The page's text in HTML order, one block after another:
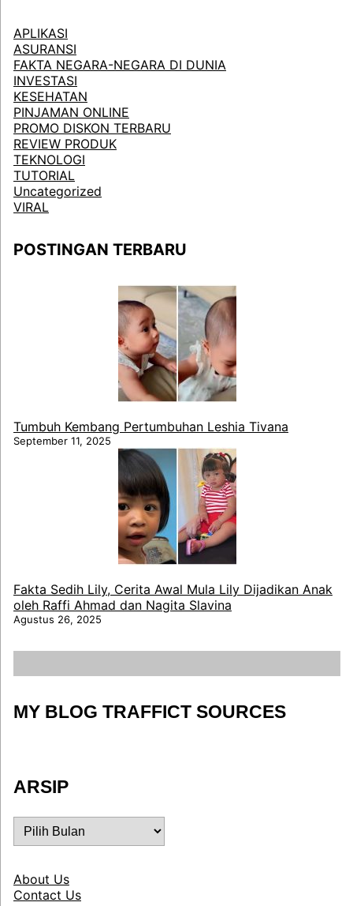
APLIKASI
ASURANSI
FAKTA NEGARA-NEGARA DI DUNIA
INVESTASI
KESEHATAN
PINJAMAN ONLINE
PROMO DISKON TERBARU
REVIEW PRODUK
TEKNOLOGI
TUTORIAL
Uncategorized
VIRAL
POSTINGAN TERBARU
Tumbuh Kembang Pertumbuhan Leshia Tivana
September 11, 2025
Fakta Sedih Lily, Cerita Awal Mula Lily Dijadikan Anak
oleh Raffi Ahmad dan Nagita Slavina
Agustus 26, 2025
MY BLOG TRAFFICT SOURCES
ARSIP
ARSIP
About Us
Contact Us